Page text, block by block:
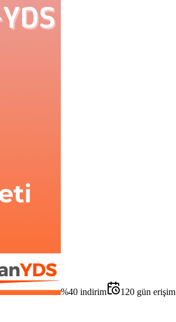
%40 indirim 120 gün erişim